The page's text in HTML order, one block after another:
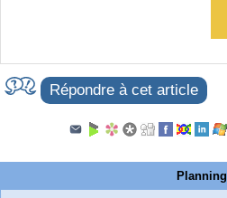
Répondre à cet article
Planning